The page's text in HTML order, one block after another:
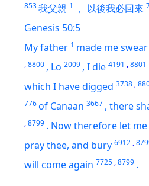
853我父親 1 ， 以後我必回來
Genesis 50:5
My father 1 made me swear
,8800 , Lo 2009 , I die 4191 ,8801
which I have digged 3738 ,
776of Canaan 3667 , there
,8799 . Now therefore let
pray thee, and bury 6912 ,
will come again 7725 ,8799 .